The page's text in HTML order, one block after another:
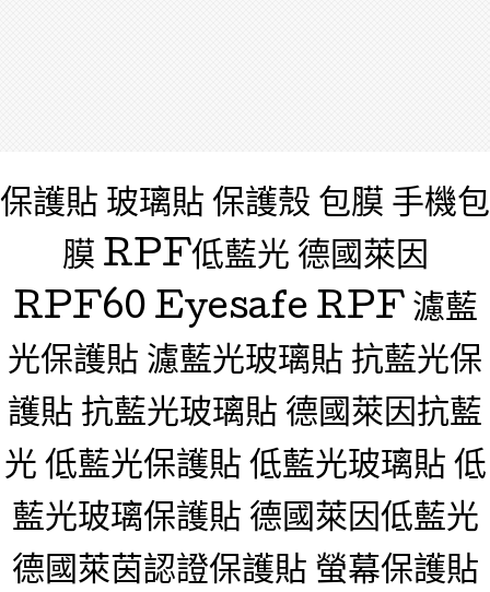
保護貼 玻璃貼 保護殼 包膜 手機包
膜 RPF低藍光 德國萊因
RPF60 Eyesafe RPF 濾藍
光保護貼 濾藍光玻璃貼 抗藍光保
護貼 抗藍光玻璃貼 德國萊因抗藍
光 低藍光保護貼 低藍光玻璃貼 低
藍光玻璃保護貼 德國萊因低藍光
德國萊茵認證保護貼 螢幕保護貼